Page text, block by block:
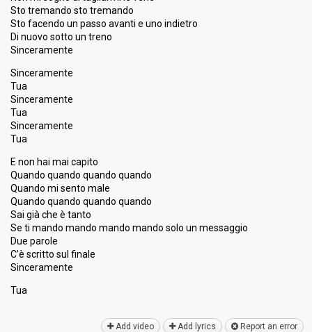
Sto tremando sto tremando
Sto facendo un passo avanti e uno indietro
Di nuovo sotto un treno
Sinceramente
Sinceramente
Tua
Sinceramente
Tua
Sinceramente
Tua
E non hai mai capito
Quando quando quando quando
Quando mi sento male
Quando quando quando quando
Sai già che è tanto
Se ti mando mando mando mando solo un messaggio
Due parole
C'è scritto ѕul finale
Sinceramente
Tuа
Add video Add lyrics Report an error